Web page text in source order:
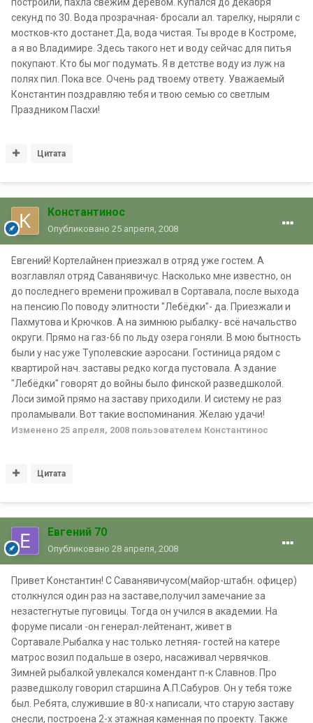
построили, пахла свежим деревом. Купался до декабря
секунд по 30. Вода прозрачная- бросали ал. тарелку, ныряли с
мостков-кто достанет.Да, вода чистая. Ты вроде в Костроме,
а я во Владимире. Здесь такого нет и воду сейчас для питья
покупают. Кто бы мог подумать. Я в детстве воду из луж на
полях пил. Пока все. Очень рад твоему ответу. Уважаемый
Константин поздравляю тебя и твою семью со светлым
Праздником Пасхи!
Цитата
Константинос
Опубликовано 25 апреля, 2008
Евгений! Кортелайнен приезжал в отряд уже гостем. А
возглавлял отряд Саванявичус. Насколько мне известно, он
до последнего времени проживал в Сортавала, после выхода
на пенсию.По поводу элитности "Лебёдки"- да. Приезжали и
Пахмутова и Крючков. А на зимнюю рыбалку- всё начальство
округи. Прямо на газ-66 по льду озера гоняли. В мою бытность
были у нас уже Туполевские аэросани. Гостиница рядом с
квартирой нач. заставы редко когда пустовала. А здание
"Лебёдки" говорят до войны было финской разведшколой.
Лоси зимой прямо на заставу приходили. И систему не раз
проламывали. Вот такие воспоминания. Желаю удачи!
Изменено 25 апреля, 2008 пользователем Константинос
Цитата
Евгений 70
Опубликовано 28 апреля, 2008
Привет Константин! С Саванявичусом(майор-штабн. офицер)
столкнулся один раз на заставе,получил замечание за
незастегнутые пуговицы. Тогда он учился в академии. На
форуме писали -он генерал-лейтенант, живет в
Сортавале.Рыбалка у нас только летняя- гостей на катере
матрос возил подальше в озеро, насаживал червячков.
Зимней рыбалкой увлекался комендант п-к Славнов. Про
разведшколу говорил старшина А.П.Сабуров. Он у тебя тоже
был. Ребята, служившие в 80-х написали, что старую заставу
снесли, построена 2-х этажная каменная по проекту. Также